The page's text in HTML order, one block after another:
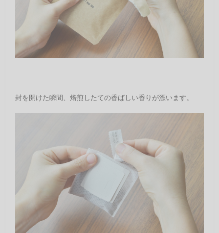
封を開けた瞬間、焙煎したての香ばしい香りが漂います。